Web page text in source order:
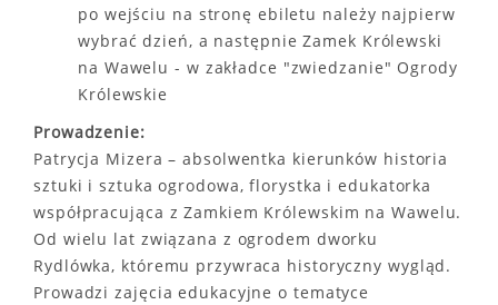
po wejściu na stronę ebiletu należy najpierw
wybrać dzień, a następnie Zamek Królewski
na Wawelu - w zakładce "zwiedzanie" Ogrody
Królewskie
Prowadzenie:
Patrycja Mizera – absolwentka kierunków historia
sztuki i sztuka ogrodowa, florystka i edukatorka
współpracująca z Zamkiem Królewskim na Wawelu.
Od wielu lat związana z ogrodem dworku
Rydlówka, któremu przywraca historyczny wygląd.
Prowadzi zajęcia edukacyjne o tematyce